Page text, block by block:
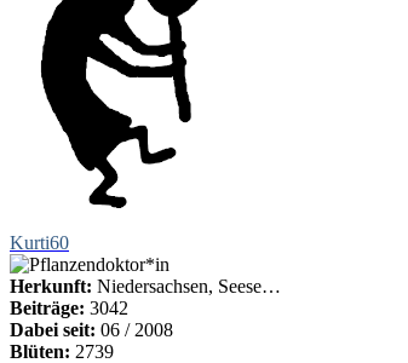
Kurti60
Herkunft: Niedersachsen, Seese…
Beiträge: 3042
Dabei seit: 06 / 2008
Blüten: 2739